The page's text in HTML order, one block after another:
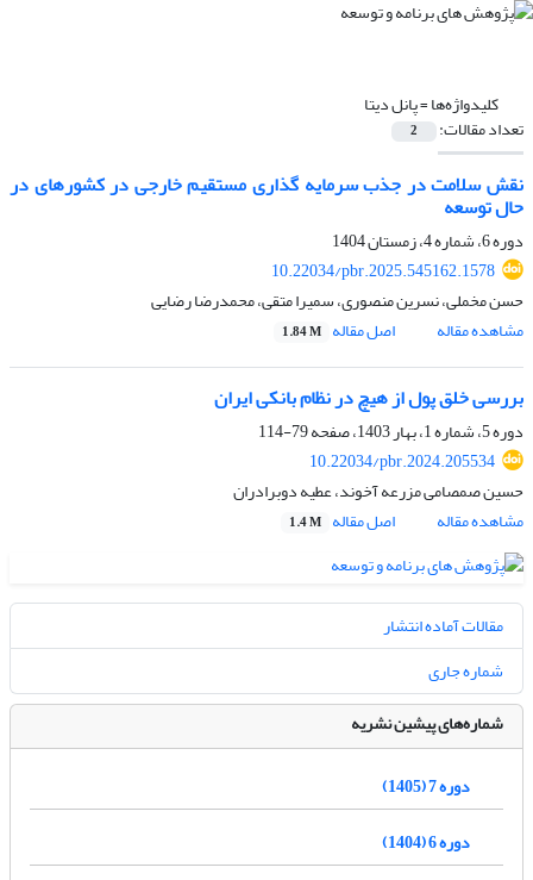
کلیدواژه‌ها =پانل دیتا
تعداد مقالات: 2
نقش سلامت در جذب سرمایه گذاری مستقیم خارجی در کشورهای در
حال توسعه
دوره 6، شماره 4، زمستان 1404
10.22034/pbr.2025.545162.1578
حسن مخملی، نسرین منصوری، سمیرا متقی، محمدرضا رضایی
مشاهده مقاله
اصل مقاله 1.84 M
بررسی خلق پول از هیچ در نظام بانکی ایران
دوره 5، شماره 1، بهار 1403، صفحه
79-114
10.22034/pbr.2024.205534
حسین صمصامی مزرعه آخوند، عطیه دوبرادران
مشاهده مقاله
اصل مقاله 1.4 M
مقالات آماده انتشار
شماره جاری
شماره‌های پیشین نشریه
دوره 7 (1405)
دوره 6 (1404)